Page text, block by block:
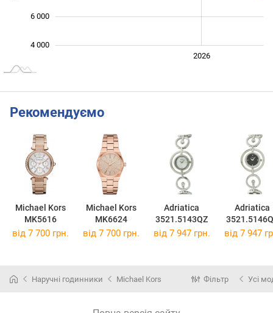
4 000
6 000
2026
Рекомендуємо
Michael Kors
MK5616
Michael Kors
MK6624
Adriatica
3521.5143QZ
Adriatica
від 7 700 грн. від 7 700 грн. від 7 947 грн. від 7 947
Наручні годинники Michael Kors Фільтр Усі